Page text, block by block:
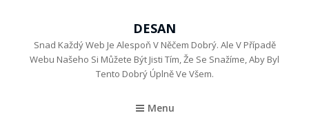
DESAN
Snad Každý Web Je Alespoň V Něčem Dobrý. Ale V Případě
Webu Našeho Si Můžete Být Jisti Tím, Že Se Snažíme, Aby Byl
Tento Dobrý Úplně Ve Všem.
Menu